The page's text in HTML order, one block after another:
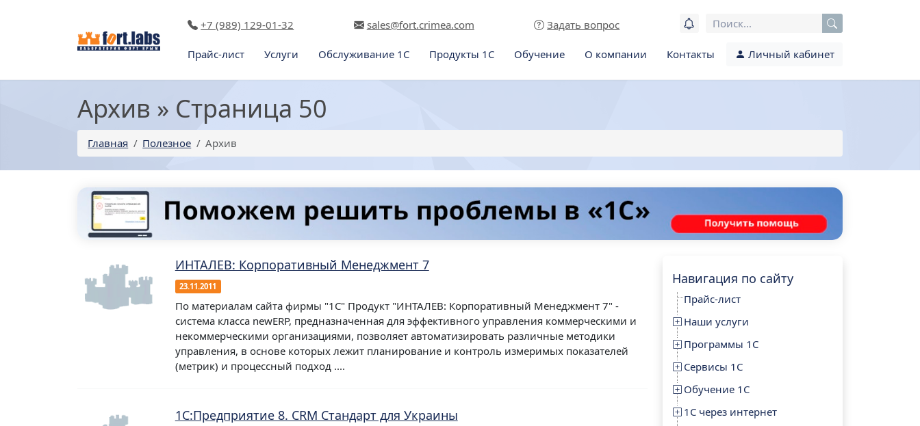
+7 (989) 129-01-32 sales@fort.crimea.com Задать вопрос
Прайс-лист Услуги Обслуживание 1С Продукты 1С Обучение О компании Контакты Личный кабинет
Архив » Страница 50
Главная Полезное Архив
ИНТАЛЕВ: Корпоративный Менеджмент 7
23.11.2011
По материалам сайта фирмы "1С" Продукт "ИНТАЛЕВ: Корпоративный Менеджмент 7" -
система класса newERP, предназначенная для эффективного управления коммерческими и
некоммерческими организациями, позволяет автоматизировать различные методики
управления, в основе которых лежит планирование и контроль измеримых показателей
(метрик) и процессный подход ....
1C:Предприятие 8. CRM Стандарт для Украины
Навигация по сайту
Прайс-лист
Наши услуги
Программы 1С
Сервисы 1С
Обучение 1С
1С через интернет